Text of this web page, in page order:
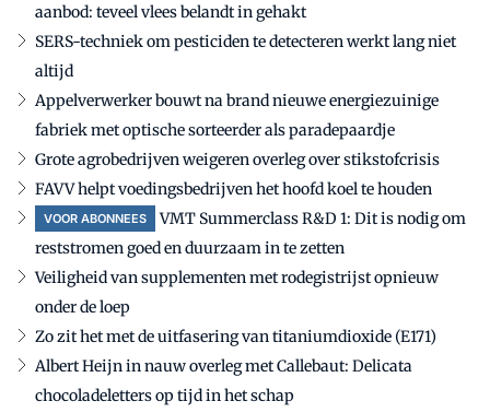
aanbod: teveel vlees belandt in gehakt
SERS-techniek om pesticiden te detecteren werkt lang niet
altijd
Appelverwerker bouwt na brand nieuwe energiezuinige
fabriek met optische sorteerder als paradepaardje
Grote agrobedrijven weigeren overleg over stikstofcrisis
FAVV helpt voedingsbedrijven het hoofd koel te houden
VOOR ABONNEES
VMT Summerclass R&D 1: Dit is nodig om
reststromen goed en duurzaam in te zetten
Veiligheid van supplementen met rodegistrijst opnieuw
onder de loep
Zo zit het met de uitfasering van titaniumdioxide (E171)
Albert Heijn in nauw overleg met Callebaut: Delicata
chocoladeletters op tijd in het schap